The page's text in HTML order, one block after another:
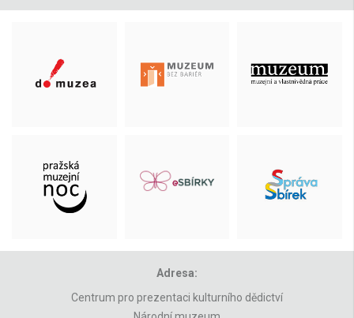
Adresa:
Centrum pro prezentaci kulturního dědictví